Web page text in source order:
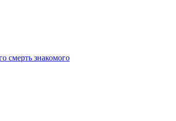
смерть знакомого